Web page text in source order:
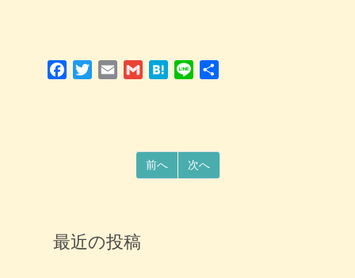
Facebook
TwitterEmail Gmail Hatena
Line
前へ 次へ
最近の投稿